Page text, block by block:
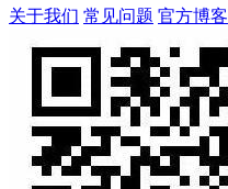
关于我们 常见问题 官方博客